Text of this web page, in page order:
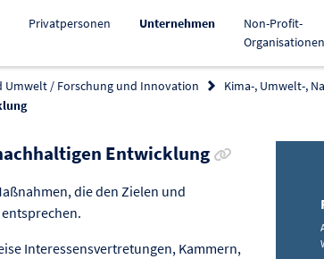
Privatpersonen UnternehmenAktiv Non-Profit-
Organisationen
Umwelt / Forschung und Innovation
Kima-, Umwelt-,
Entwicklung Link zur
die den Zielen und
Interessensvertretungen, Kammern,